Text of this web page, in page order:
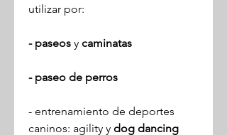
utilizar por:
- paseos y caminatas
- paseo de perros
- entrenamiento de deportes
caninos: agility y dog dancing